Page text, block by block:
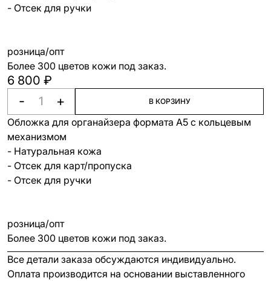
- Отсек для ручки
розница/опт
Более 300 цветов кожи под заказ.
6 800 ₽
- + В КОРЗИНУ
Обложка для органайзера формата А5 с кольцевым
механизмом
- Натуральная кожа
- Отсек для карт/пропуска
- Отсек для ручки
розница/опт
Более 300 цветов кожи под заказ.
Все детали заказа обсуждаются индивидуально.
Оплата производится на основании выставленного